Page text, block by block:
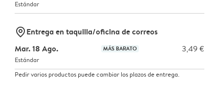
Estándar
marker-pinEntrega en taquilla/oficina de correos
Mar. 18 Ago.
MÁS BARATO 3,49 €
Estándar
Pedir varios productos puede cambiar los plazos de entrega.